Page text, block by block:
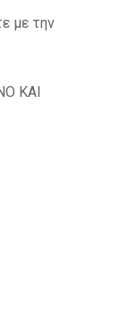
με την
ΚΑΙ